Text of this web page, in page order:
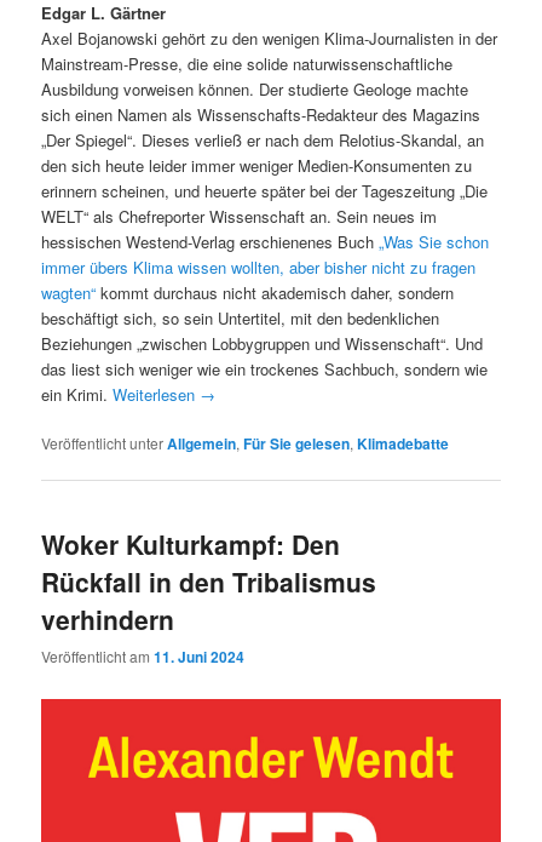
Edgar L. Gärtner
Axel Bojanowski gehört zu den wenigen Klima-Journalisten in der
Mainstream-Presse, die eine solide naturwissenschaftliche
Ausbildung vorweisen können. Der studierte Geologe machte
sich einen Namen als Wissenschafts-Redakteur des Magazins
„Der Spiegel“. Dieses verließ er nach dem Relotius-Skandal, an
den sich heute leider immer weniger Medien-Konsumenten zu
erinnern scheinen, und heuerte später bei der Tageszeitung „Die
WELT“ als Chefreporter Wissenschaft an. Sein neues im
hessischen Westend-Verlag erschienenes Buch„Was Sie schon
immer übers Klima wissen wollten, aber bisher nicht zu fragen
wagten“ kommt durchaus nicht akademisch daher, sondern
beschäftigt sich, so sein Untertitel, mit den bedenklichen
Beziehungen „zwischen Lobbygruppen und Wissenschaft“. Und
das liest sich weniger wie ein trockenes Sachbuch, sondern wie
ein Krimi.Weiterlesen →
Veröffentlicht unterAllgemein,Für Sie gelesen,Klimadebatte
Woker Kulturkampf: Den
Rückfall in den Tribalismus
verhindern
Veröffentlicht am11. Juni 2024